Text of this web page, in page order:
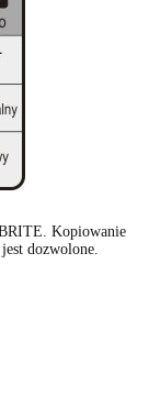
Kopiowanie
dozwolone.